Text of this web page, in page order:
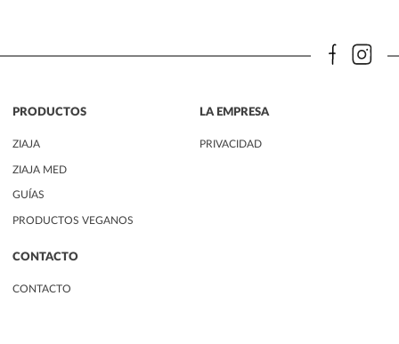
PRODUCTOS
ZIAJA
ZIAJA MED
GUÍAS
PRODUCTOS VEGANOS
LA EMPRESA
PRIVACIDAD
CONTACTO
CONTACTO